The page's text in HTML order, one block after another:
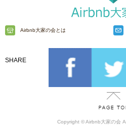
Airbnb大家の会とは
SHARE
Copyright © Airbnb大家の会